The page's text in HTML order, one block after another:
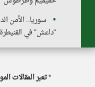
سوريا.. الأمن
"داعش" في القنيطرة
*تعبر المقالات